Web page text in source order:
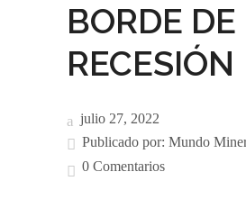
BORDE
RECESIÓN
julio 27, 2022
Publicado por: Mundo
0 Comentarios